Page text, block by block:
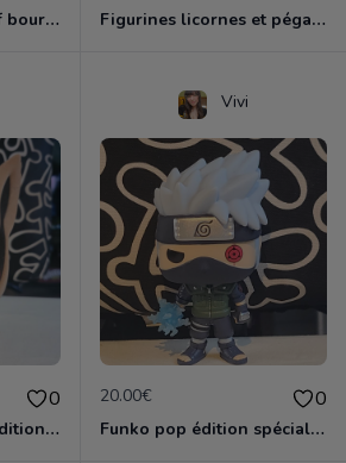
Funko pop porte clef bourriquet Figurines licornes et pégase
0
Funko pop kurama édition spéciale
Vivi
20.00€ 0
Funko pop édition spéciale kakashi